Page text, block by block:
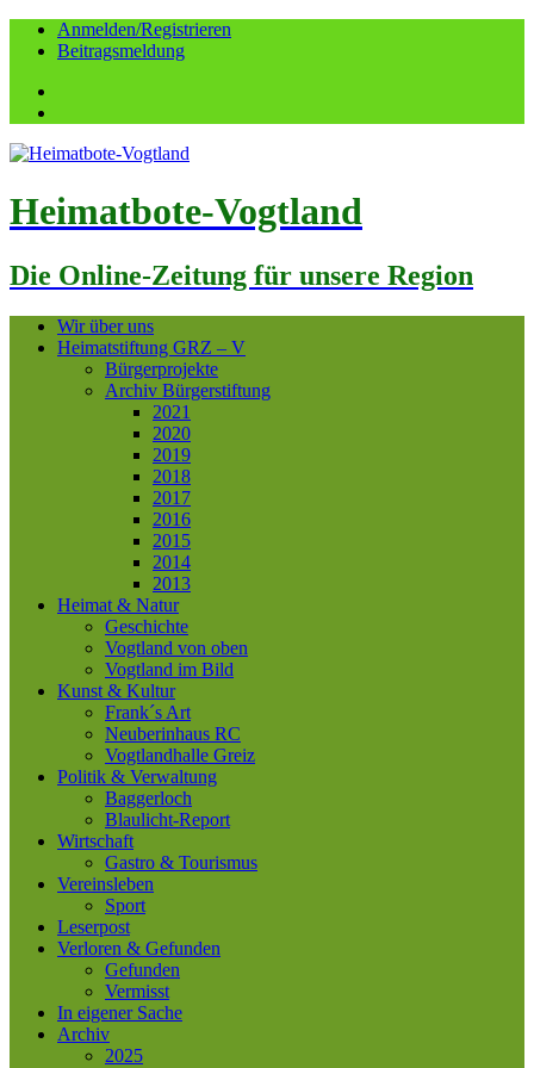
Anmelden/Registrieren
Beitragsmeldung
Heimatbote-Vogtland
Die Online-Zeitung für unsere Region
Wir über uns
Heimatstiftung GRZ – V
Bürgerprojekte
Archiv Bürgerstiftung
2021
2020
2019
2018
2017
2016
2015
2014
2013
Heimat & Natur
Geschichte
Vogtland von oben
Vogtland im Bild
Kunst & Kultur
Frank´s Art
Neuberinhaus RC
Vogtlandhalle Greiz
Politik & Verwaltung
Baggerloch
Blaulicht-Report
Wirtschaft
Gastro & Tourismus
Vereinsleben
Sport
Leserpost
Verloren & Gefunden
Gefunden
Vermisst
In eigener Sache
Archiv
2025